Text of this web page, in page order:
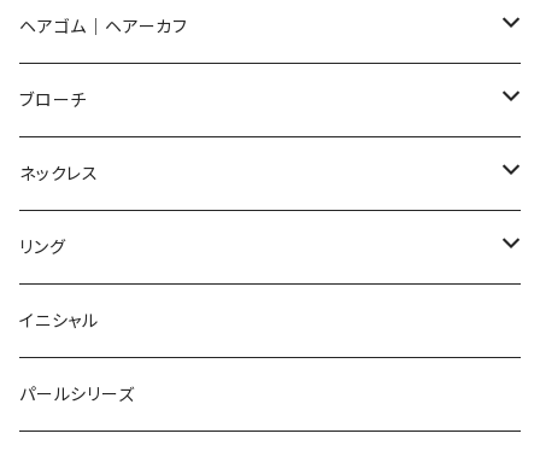
イヤリング
ノンホールピアス
ヘアゴム
ブローチ
ネックレス
リング
ピアス
Flower
Dot
ノンホールピアス
Flower
Dot
イヤリング
Flower
Round
ヘアゴム｜ヘアーカフ
Flower
Round
Square
てんとう虫
Animal
ブローチ
Flower
Animal
猫
犬
Lips
鏡
ネックレス
Flower
Animal
てんとう虫
リング
Flower
Round
イニシャル
パールシリーズ